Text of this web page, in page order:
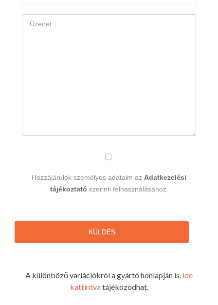
Hozzájárulok személyes adataim az Adatkezelési
tájékoztató szerinti felhasználásához.
KÜLDÉS
A különböző variációkról a gyártó honlapján is, ide
kattintvatájékozódhat.